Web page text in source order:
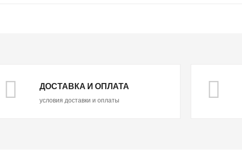
ДОСТАВКА И ОПЛАТА
условия доставки и оплаты